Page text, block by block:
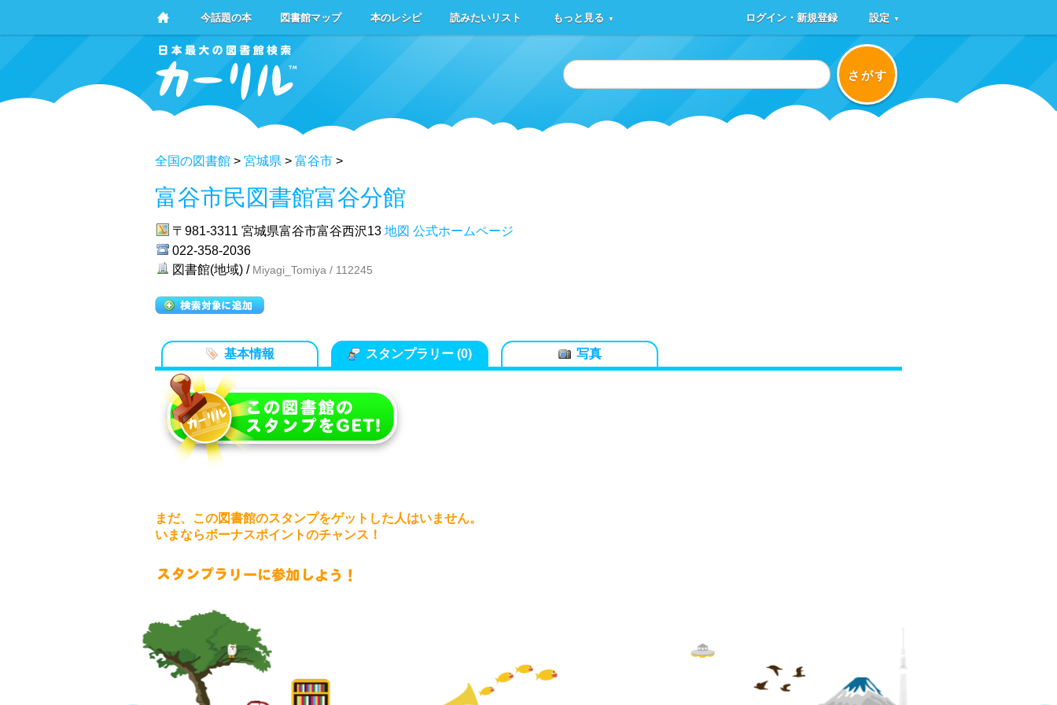
今話題の本 図書館マップ 本のレシピ 読みたいリスト もっと見る ▼ ログイン・新規登録 設定 ▼
さがす
全国の図書館 > 宮城県 > 富谷市 >
富谷市民図書館富谷分館
〒981-3311 宮城県富谷市富谷西沢13 地図 公式ホームページ
022-358-2036
図書館(地域) / Miyagi_Tomiya / 112245
基本情報 スタンプラリー (0) 写真
まだ、この図書館のスタンプをゲットした人はいません。
いまならボーナスポイントのチャンス！